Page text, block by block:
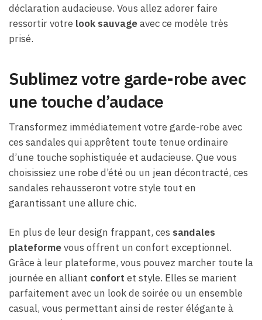
déclaration audacieuse. Vous allez adorer faire
ressortir votre look sauvageavec ce modèle très
prisé.
Sublimez votre garde-robe avec
une touche d’audace
Transformez immédiatement votre garde-robe avec
ces sandales qui apprêtent toute tenue ordinaire
d’une touche sophistiquée et audacieuse. Que vous
choisissiez une robe d’été ou un jean décontracté, ces
sandales rehausseront votre style tout en
garantissant une allure chic.
En plus de leur design frappant, ces sandales
plateformevous offrent un confort exceptionnel.
Grâce à leur plateforme, vous pouvez marcher toute la
journée en alliant confort et style. Elles se marient
parfaitement avec un look de soirée ou un ensemble
casual, vous permettant ainsi de rester élégante à